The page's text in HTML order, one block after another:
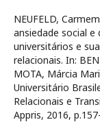
NEUFELD,
ansiedade social
universitários e
relacionais. In:
MOTA, Márcia
Universitário
Relacionais e
Appris, 2016,